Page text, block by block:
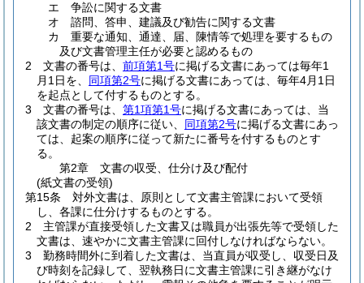
エ
争訟に関する文書
オ
諮問、答申、建議及び勧告に関する文書
カ
重要な通知、通達、届、陳情等で処理を要するもの
及び文書管理主任が必要と認めるもの
2
文書の番号は、 前項第1号に掲げる文書にあっては毎年1
月1日を、 同項第2号に掲げる文書にあっては、毎年4月1日
を起点として付するものとする。
3
文書の番号は、 第1項第1号に掲げる文書にあっては、当
該文書の制定の順序に従い、 同項第2号に掲げる文書にあっ
ては、起案の順序に従って新たに番号を付するものとす
る。
第2章
文書の収受、仕分け及び配付
(紙文書の受領)
第15条
対外文書は、原則として文書主管課において受領
し、各課に仕分けするものとする。
2
主管課が直接受領した文書又は職員が出張先等で受領した
文書は、速やかに文書主管課に回付しなければならない。
3
勤務時間外に到着した文書は、当直員が収受し、収受日及
び時刻を記録して、翌執務日に文書主管課に引き継がなけ